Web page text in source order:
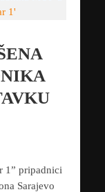
1” pripadnici
Sarajevo